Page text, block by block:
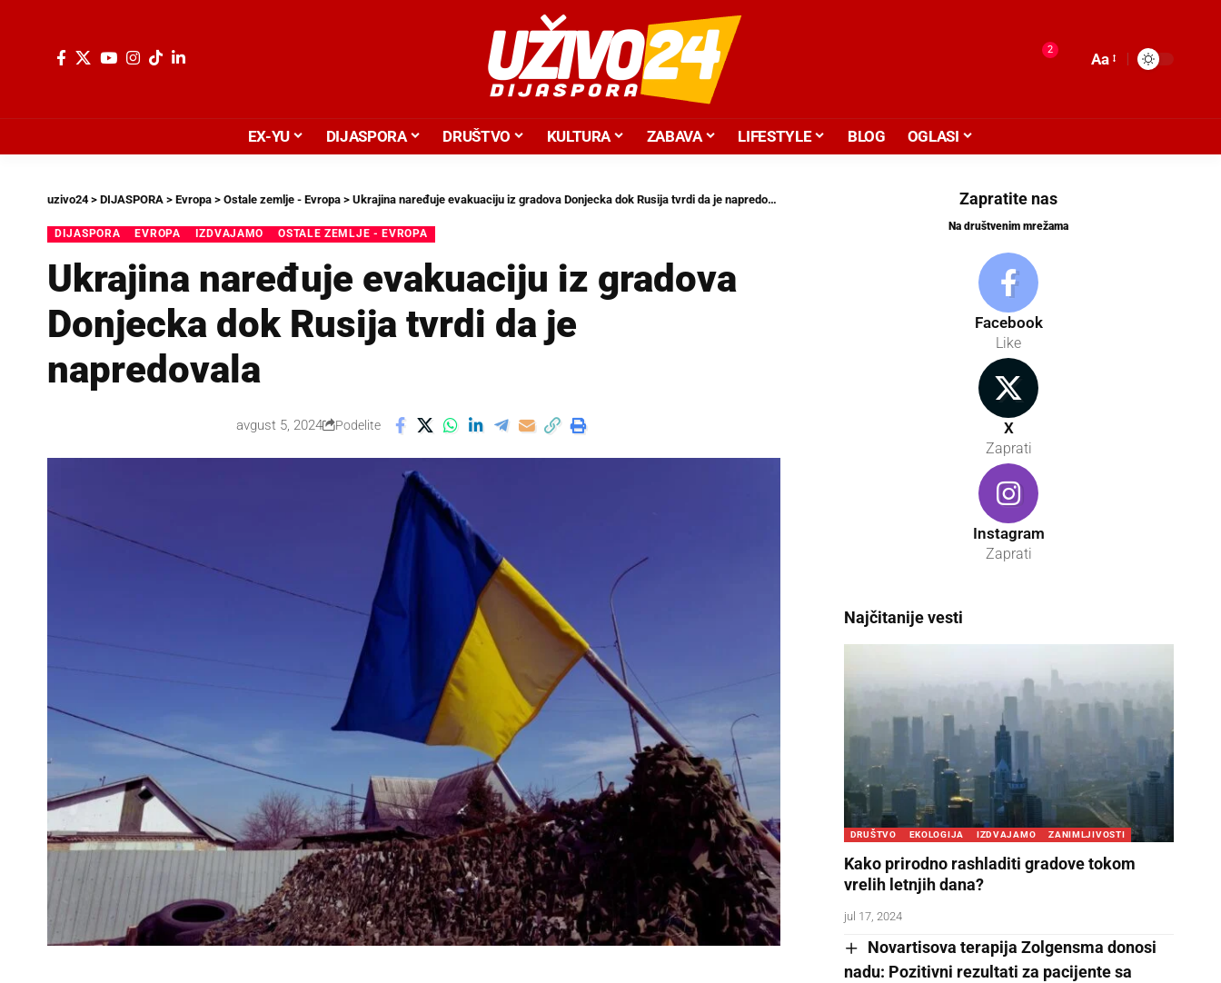
2
Aa
EX-YU DIJASPORA DRUŠTVO KULTURA ZABAVA LIFESTYLE BLOG OGLASI
uzivo24> DIJASPORA > Evropa > Ostale zemlje - Evropa > Ukrajina naređuje evakuaciju iz gradova Donjecka dok Rusija tvrdi da je napredovala
DIJASPORA EVROPA IZDVAJAMO OSTALE ZEMLJE - EVROPA
Ukrajina naređuje evakuaciju iz gradova
Donjecka dok Rusija tvrdi da je
napredovala
avgust 5, 2024 Podelite
Zapratite nas
Na društvenim mrežama
Facebook
Like
X
Zaprati
Instagram
Zaprati
Najčitanije vesti
DRUŠTVO EKOLOGIJA IZDVAJAMO ZANIMLJIVOSTI
Kako prirodno rashladiti gradove tokom
vrelih letnjih dana?
jul 17, 2024
Novartisova terapija Zolgensma donosi
nadu: Pozitivni rezultati za pacijente sa